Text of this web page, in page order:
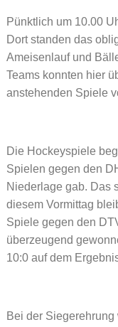
Pünktlich um 10.00
Dort standen das
Ameisenlauf und
Teams konnten hier
anstehenden Spiele
Die Hockeyspiele
Spielen gegen den
Niederlage gab. Das
diesem Vormittag
Spiele gegen den
überzeugend
10:0 auf dem
Bei der